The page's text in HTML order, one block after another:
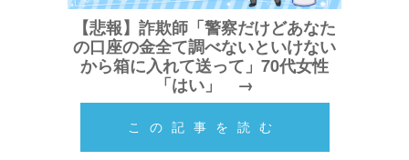
【悲報】詐欺師「警察だけどあなた
の口座の金全て調べないといけない
から箱に入れて送って」70代女性
「はい」 →
この記事を読む